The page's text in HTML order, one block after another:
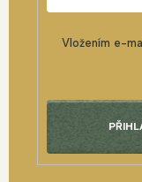
Vložením e-